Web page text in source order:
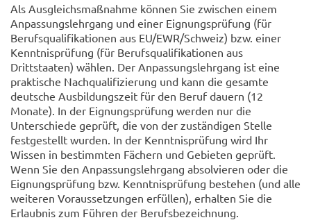
Als Ausgleichsmaßnahme können Sie zwischen einem
Anpassungslehrgang und einer Eignungsprüfung (für
Berufsqualifikationen aus EU/EWR/Schweiz) bzw. einer
Kenntnisprüfung (für Berufsqualifikationen aus
Drittstaaten) wählen. Der Anpassungslehrgang ist eine
praktische Nachqualifizierung und kann die gesamte
deutsche Ausbildungszeit für den Beruf dauern (12
Monate). In der Eignungsprüfung werden nur die
Unterschiede geprüft, die von der zuständigen Stelle
festgestellt wurden. In der Kenntnisprüfung wird Ihr
Wissen in bestimmten Fächern und Gebieten geprüft.
Wenn Sie den Anpassungslehrgang absolvieren oder die
Eignungsprüfung bzw. Kenntnisprüfung bestehen (und alle
weiteren Voraussetzungen erfüllen), erhalten Sie die
Erlaubnis zum Führen der Berufsbezeichnung.